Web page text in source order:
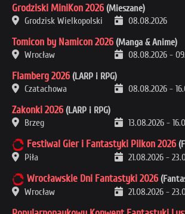
Grodziski MiniKon 2026 (Mieszane)
Grodzisk Wielkopolski
08.08.2026
Tomicon by Namicon 2026 (Manga & Anime)
Wrocław
08.08.2026 -
Flamberg 2026 (LARP i RPG)
Czatachowa
08.08.2026 -
Zakonki 2026 (LARP i RPG)
Brzeg
13.08.2026 -
Festiwal Gier i Fantastyki Pilkon 2026
Piła
21.08.2026 -
Wrocławskie Dni Fantastyki 2026
Wrocław
21.08.2026 -